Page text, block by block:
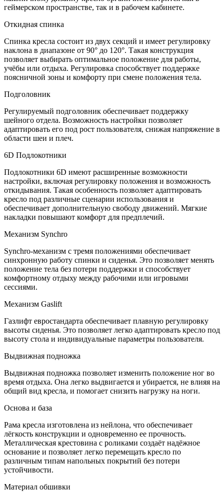
геймерском пространстве, так и в рабочем кабинете.
Откидная спинка
Спинка кресла состоит из двух секций и имеет регулировку
наклона в диапазоне от 90° до 120°. Такая конструкция
позволяет выбирать оптимальное положение для работы,
учёбы или отдыха. Регулировка способствует поддержке
поясничной зоны и комфорту при смене положения тела.
Подголовник
Регулируемый подголовник обеспечивает поддержку
шейного отдела. Возможность настройки позволяет
адаптировать его под рост пользователя, снижая напряжение в
области шеи и плеч.
6D Подлокотники
Подлокотники 6D имеют расширенные возможности
настройки, включая регулировку положения и возможность
откидывания. Такая особенность позволяет адаптировать
кресло под различные сценарии использования и
обеспечивает дополнительную свободу движений. Мягкие
накладки повышают комфорт для предплечий.
Механизм Synchro
Synchro-механизм с тремя положениями обеспечивает
синхронную работу спинки и сиденья. Это позволяет менять
положение тела без потери поддержки и способствует
комфортному отдыху между рабочими или игровыми
сессиями.
Механизм Gaslift
Газлифт евростандарта обеспечивает плавную регулировку
высоты сиденья. Это позволяет легко адаптировать кресло под
высоту стола и индивидуальные параметры пользователя.
Выдвижная подножка
Выдвижная подножка позволяет изменить положение ног во
время отдыха. Она легко выдвигается и убирается, не влияя на
общий вид кресла, и помогает снизить нагрузку на ноги.
Основа и база
Рама кресла изготовлена из нейлона, что обеспечивает
лёгкость конструкции и одновременно ее прочность.
Металлическая крестовина с роликами создаёт надёжное
основание и позволяет легко перемещать кресло по
различным типам напольных покрытий без потери
устойчивости.
Материал обшивки